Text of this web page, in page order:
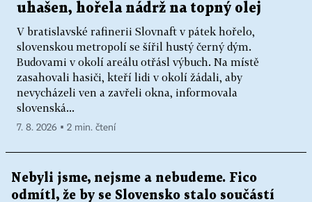
uhašen, hořela nádrž na topný olej
V bratislavské rafinerii Slovnaft v pátek hořelo,
slovenskou metropolí se šířil hustý černý dým.
Budovami v okolí areálu otřásl výbuch. Na místě
zasahovali hasiči, kteří lidi v okolí žádali, aby
nevycházeli ven a zavřeli okna, informovala
slovenská...
7. 8. 2026 ▪ 2 min. čtení
Nebyli jsme, nejsme a nebudeme. Fico
odmítl, že by se Slovensko stalo součástí